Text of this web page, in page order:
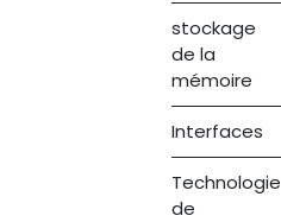
stockage
de la
mémoire
Interfaces
Technologie
de